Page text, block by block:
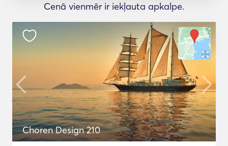
Cenā vienmēr ir iekļauta apkalpe.
Choren Design 210